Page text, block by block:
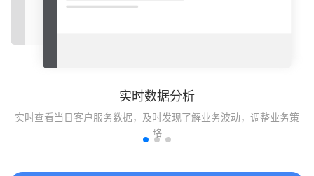
实时数据分析
实时查看当日客户服务数据，及时发现了解业务波动，调整业务策
略